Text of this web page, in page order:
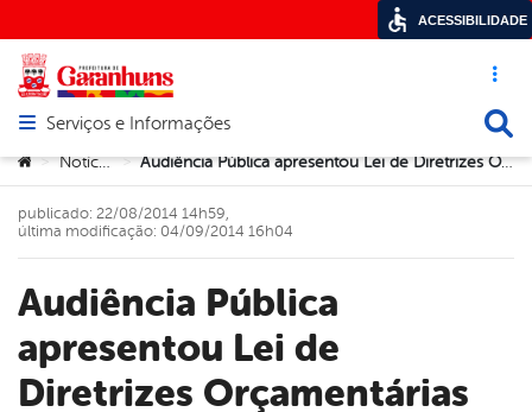
Acesso
Abrir menu principal de navegação
Serviços e Informações
Você está aqui:
> Notícias > Audiência Pública apresentou Lei de Diretrizes Orçamentárias
Audiência Pública
apresentou Lei de
Diretrizes Orçamentárias
publicado: 22/08/2014 14h59,
última modificação: 04/09/2014 16h04
ACESSIBILIDADE